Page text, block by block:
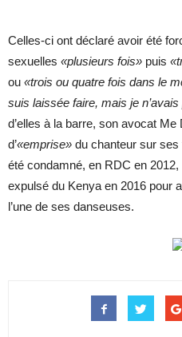
Celles-ci ont déclaré avoir été
sexuelles «plusieurs fois» puis
ou «trois ou quatre fois dans le
suis laissée faire, mais je
d’elles à la barre, son avocat
d’«emprise» du chanteur sur
été condamné, en RDC en
expulsé du Kenya en 2016 pour
l’une de ses danseuses.